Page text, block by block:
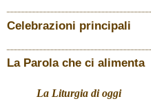
Celebrazioni principali
La Parola che ci alimenta
La Liturgia di oggi